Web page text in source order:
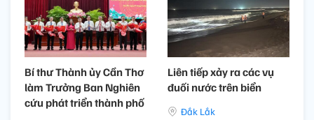
Bí thư Thành ủy Cần Thơ
làm Trưởng Ban Nghiên
cứu phát triển thành phố
Liên tiếp xảy ra các vụ
đuối nước trên biển
Đắk Lắk